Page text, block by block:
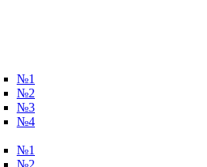
№1
№2
№3
№4
№1
№2